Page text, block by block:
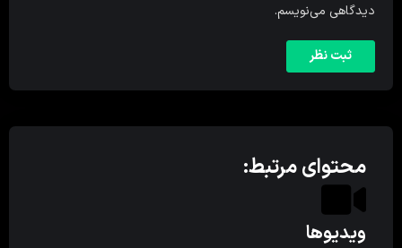
دیدگاهی می‌نویسم.
محتوای مرتبط:
ویدیوها